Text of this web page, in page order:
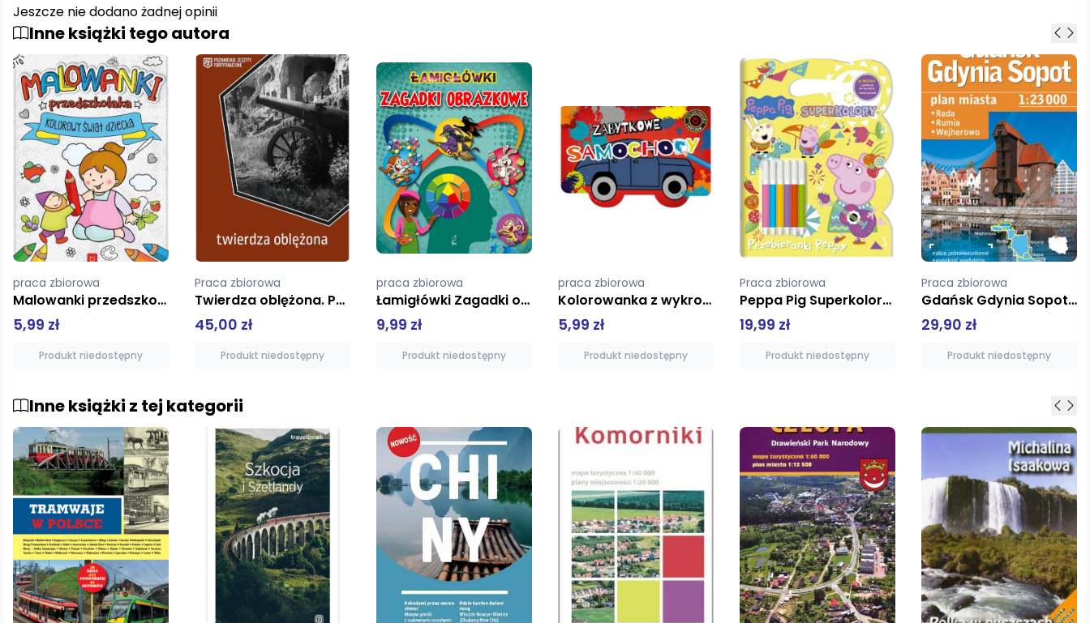
Jeszcze nie dodano żadnej opinii
Inne książki tego autora
Praca zbiorowa
Twierdza oblężona. Poznańskie Zeszyty Fortyfikacyji
45,00 zł
Produkt niedostępny
praca zbiorowa
Łamigłówki Zagadki obrazkowe
9,99 zł
Produkt niedostępny
praca zbiorowa
Kolorowanka z wykrojnikiem Zabytkowe samochody
5,99 zł
Produkt niedostępny
Praca zbiorowa
Peppa Pig Superkolory cz. 5 Przebieranki Peppy
19,99 zł
Produkt niedostępny
Praca zbiorowa
Gdańsk Gdynia Sopot +3 Plan miasta 1:23 000
29,90 zł
Produkt niedostępny
praca zbiorowa
Wyczaruję kolory Malowanka z wesołą świnką
3,99 zł
Dodaj do koszyka
Inne książki z tej kategorii